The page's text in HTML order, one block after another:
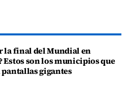
la final del Mundial en
Estos son los municipios que
gigantes